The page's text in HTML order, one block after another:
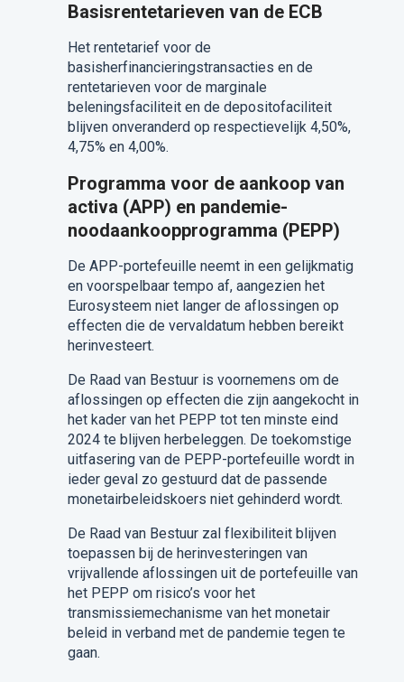
Basisrentetarieven van de ECB
Het rentetarief voor de
basisherfinancieringstransacties en de
rentetarieven voor de marginale
beleningsfaciliteit en de depositofaciliteit
blijven onveranderd op respectievelijk 4,50%,
4,75% en 4,00%.
Programma voor de aankoop van
activa (APP) en pandemie-
noodaankoopprogramma (PEPP)
De APP-portefeuille neemt in een gelijkmatig
en voorspelbaar tempo af, aangezien het
Eurosysteem niet langer de aflossingen op
effecten die de vervaldatum hebben bereikt
herinvesteert.
De Raad van Bestuur is voornemens om de
aflossingen op effecten die zijn aangekocht in
het kader van het PEPP tot ten minste eind
2024 te blijven herbeleggen. De toekomstige
uitfasering van de PEPP-portefeuille wordt in
ieder geval zo gestuurd dat de passende
monetairbeleidskoers niet gehinderd wordt.
De Raad van Bestuur zal flexibiliteit blijven
toepassen bij de herinvesteringen van
vrijvallende aflossingen uit de portefeuille van
het PEPP om risico’s voor het
transmissiemechanisme van het monetair
beleid in verband met de pandemie tegen te
gaan.